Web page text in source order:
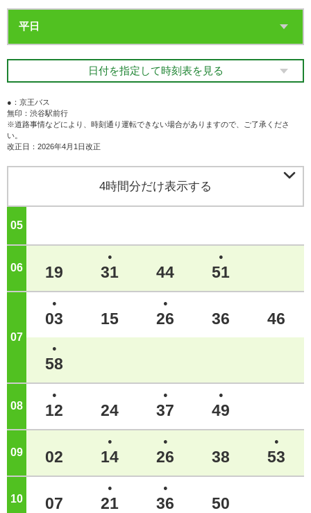
日付を指定して時刻表を見る
●：京王バス
無印：渋谷駅前行
※道路事情などにより、時刻通り運転できない場合がありますので、ご了承くださ
い。
改正日：2026年4月1日改正
4時間分だけ表示する 
05
06 19
●
31 44
●
51
07 ジ
●
03 15
●
26 36 46
●
58
08
●
12 24
●
37
●
49
09 02
●
14
●
26 38
●
53
10 07
●
21
●
36 50